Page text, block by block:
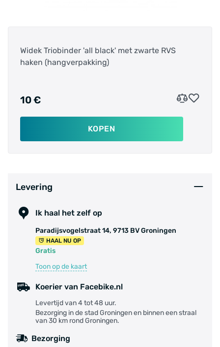
Widek Triobinder 'all black' met zwarte RVS
haken (hangverpakking)
10 €
KOPEN
Levering
Ik haal het zelf op
Paradijsvogelstraat 14, 9713 BV Groningen
HAAL NU OP
Gratis
Toon op de kaart
Koerier van Facebike.nl
Levertijd van 4 tot 48 uur.
Bezorging in de stad Groningen en binnen een straal
van 30 km rond Groningen.
Bezorging